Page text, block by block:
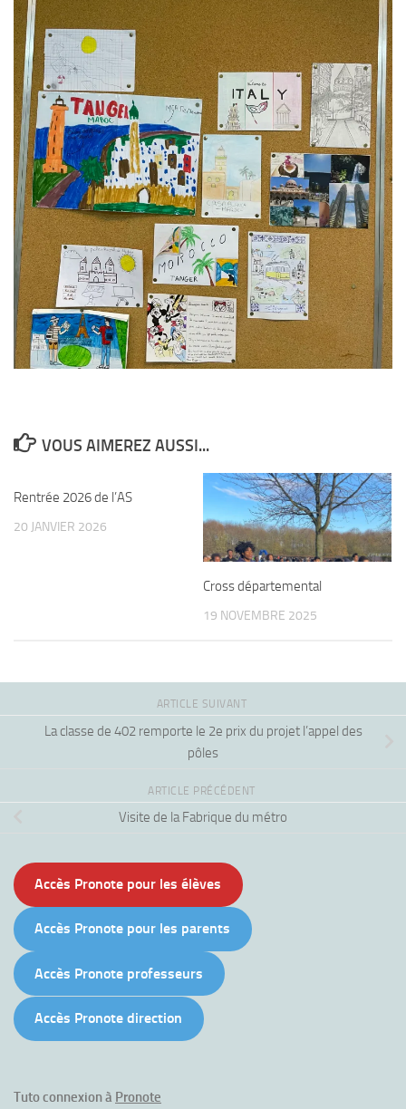
VOUS AIMEREZ AUSSI...
Rentrée 2026 de l’AS
20 JANVIER 2026
Cross départemental
19 NOVEMBRE 2025
ARTICLE SUIVANT
La classe de 402 remporte le 2e prix du projet l’appel des
pôles
ARTICLE PRÉCÉDENT
Visite de la Fabrique du métro
Accès Pronote pour les élèves
Accès Pronote pour les parents
Accès Pronote professeurs
Accès Pronote direction
Tuto connexion à Pronote